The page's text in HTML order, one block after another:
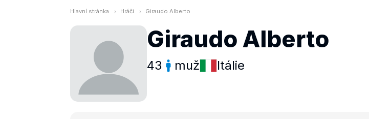
Hlavní stránka Hráči Giraudo Alberto
Giraudo Alberto
43 muž Itálie